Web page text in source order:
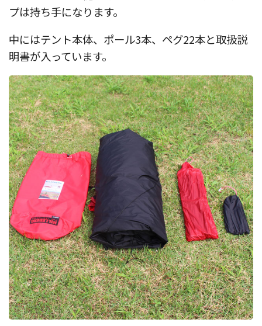
プは持ち手になります。
中にはテント本体、ポール3本、ペグ22本と取扱説
明書が入っています。